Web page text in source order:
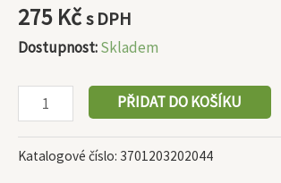
275 Kčs DPH
Dostupnost:Skladem
PŘIDAT DO KOŠÍKU
Katalogové číslo: 3701203202044